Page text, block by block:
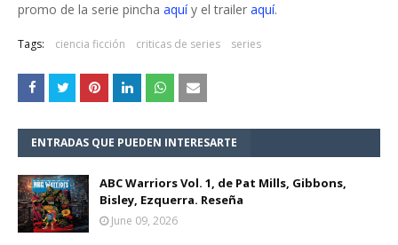
promo de la serie pincha aquíy el trailer aquí.
Tags: ciencia ficción criticas de series series
ENTRADAS QUE PUEDEN INTERESARTE
ABC Warriors Vol. 1, de Pat Mills, Gibbons,
Bisley, Ezquerra. Reseña
June 09, 2026